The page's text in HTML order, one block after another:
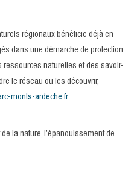
régionaux bénéficie déjà en
dans une démarche de protection
ressources naturelles et des savoir-
le réseau ou les découvrir,
monts-ardeche.fr
la nature, l’épanouissement de